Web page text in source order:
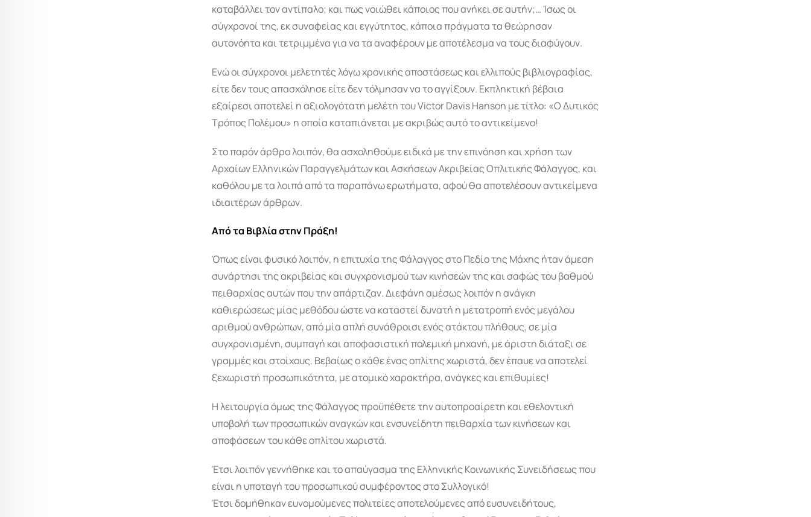
καταβάλλει τον αντίπαλο; και πως νοιώθει κάποιος που ανήκει σε αυτήν;… Ίσως οι
σύγχρονοί της, εκ συναφείας και εγγύτητος, κάποια πράγματα τα θεώρησαν
αυτονόητα και τετριμμένα για να τα αναφέρουν με αποτέλεσμα να τους διαφύγουν.
Ενώ οι σύγχρονοι μελετητές λόγω χρονικής αποστάσεως και ελλιπούς βιβλιογραφίας,
είτε δεν τους απασχόλησε είτε δεν τόλμησαν να το αγγίξουν. Εκπληκτική βέβαια
εξαίρεσι αποτελεί η αξιολογότατη μελέτη του Victor Davis Hanson με τίτλο: «Ο Δυτικός
Τρόπος Πολέμου» η οποία καταπιάνεται με ακριβώς αυτό το αντικείμενο!
Στο παρόν άρθρο λοιπόν, θα ασχοληθούμε ειδικά με την επινόηση και χρήση των
Αρχαίων Ελληνικών Παραγγελμάτων και Ασκήσεων Ακριβείας Οπλιτικής Φάλαγγος, και
καθόλου με τα λοιπά από τα παραπάνω ερωτήματα, αφού θα αποτελέσουν αντικείμενα
ιδιαιτέρων άρθρων.
Από τα Βιβλία στην Πράξη!
Όπως είναι φυσικό λοιπόν, η επιτυχία της Φάλαγγος στο Πεδίο της Μάχης ήταν άμεση
συνάρτησι της ακριβείας και συγχρονισμού των κινήσεών της και σαφώς του βαθμού
πειθαρχίας αυτών που την απάρτιζαν. Διεφάνη αμέσως λοιπόν η ανάγκη
καθιερώσεως μίας μεθόδου ώστε να καταστεί δυνατή η μετατροπή ενός μεγάλου
αριθμού ανθρώπων, από μία απλή συνάθροισι ενός ατάκτου πλήθους, σε μία
συγχρονισμένη, συμπαγή και αποφασιστική πολεμική μηχανή, με άριστη διάταξι σε
γραμμές και στοίχους. Βεβαίως ο κάθε ένας οπλίτης χωριστά, δεν έπαυε να αποτελεί
ξεχωριστή προσωπικότητα, με ατομικό χαρακτήρα, ανάγκες και επιθυμίες!
Η λειτουργία όμως της Φάλαγγος προϋπέθετε την αυτοπροαίρετη και εθελοντική
υποβολή των προσωπικών αναγκών και ενσυνείδητη πειθαρχία των κινήσεων και
αποφάσεων του κάθε οπλίτου χωριστά.
Έτσι λοιπόν γεννήθηκε και το απαύγασμα της Ελληνικής Κοινωνικής Συνειδήσεως που
είναι η υποταγή του προσωπικού συμφέροντος στο Συλλογικό!
Έτσι δομήθηκαν ευνομούμενες πολιτείες αποτελούμενες από ευσυνειδήτους,